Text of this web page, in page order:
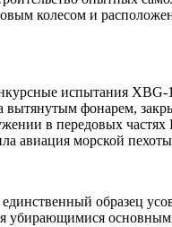
колесом и
испытания
вытянутым фонарем,
в передовых
морской
образец
убирающимися